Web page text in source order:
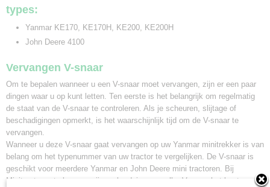
types:
Yanmar KE170, KE170H, KE200, KE200H
John Deere 4100
Vervangen V-snaar
Om te bepalen wanneer u een V-snaar moet vervangen, zijn er een paar
dingen waar u op kunt letten. Ten eerste is het belangrijk om regelmatig
de staat van de V-snaar te controleren. Als je scheuren, slijtage of
beschadigingen opmerkt, is het waarschijnlijk tijd om de V-snaar te
vervangen.
Wanneer u deze V-snaar gaat vervangen op uw Yanmar minitrekker is van
belang om het typenummer van uw tractor te vergelijken. De V-snaar is
geschikt voor meerdere Yanmar en John Deere mini tractoren. Bij
Minitractorparts kunnen wij u ook adviseren welke V-snaar het beste